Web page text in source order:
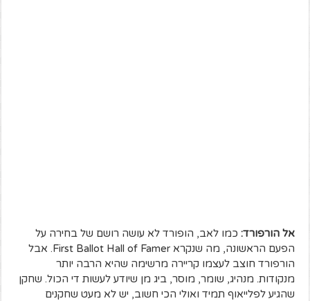
אל הורפורד: כמו לאב, הופורד לא עושה רושם של בחירה על
הפעם הראשונה, מה שנקרא First Ballot Hall of Famer. אבל
הורפורד חוצב לעצמו קריירה מרשימה שהיא הרבה יותר
מנקודות. מנהיג, שומר, מוסר, ביג מן שיודע לעשות די הכול. שחקן
שהגיע לפלייאוף תמיד ואולי הכי חשוב, יש לא מעט שחקנים